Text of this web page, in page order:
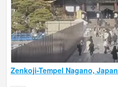
Zenkoji-Tempel Nagano, Japan